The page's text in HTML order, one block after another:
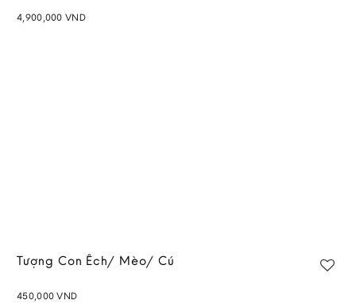
4,900,000 VND
Tượng Con Ếch/ Mèo/ Cú
450,000VND